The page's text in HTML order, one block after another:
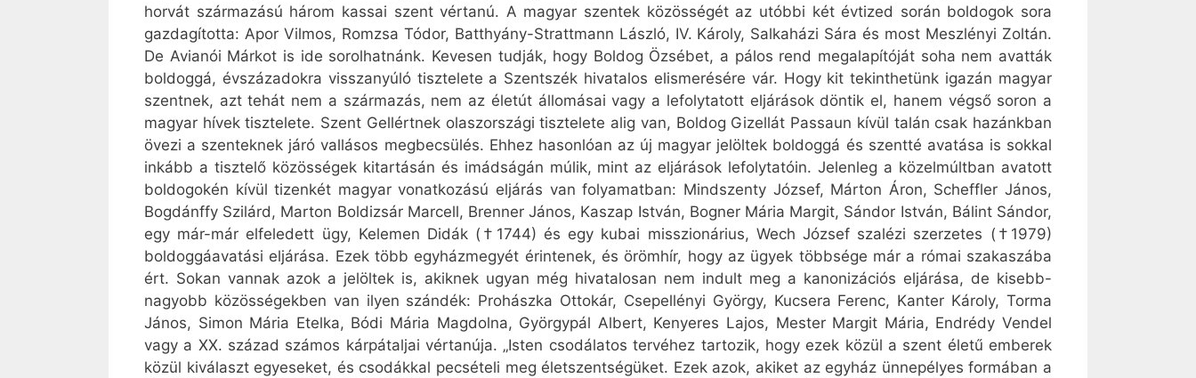
horvát származású három kassai szent vértanú. A magyar szentek közösségét az utóbbi két évtized során boldogok sora
gazdagította: Apor Vilmos, Romzsa Tódor, Batthyány-Strattmann László, IV. Károly, Salkaházi Sára és most Meszlényi Zoltán.
De Avianói Márkot is ide sorolhatnánk. Kevesen tudják, hogy Boldog Özsébet, a pálos rend megalapítóját soha nem avatták
boldoggá, évszázadokra visszanyúló tisztelete a Szentszék hivatalos elismerésére vár. Hogy kit tekinthetünk igazán magyar
szentnek, azt tehát nem a származás, nem az életút állomásai vagy a lefolytatott eljárások döntik el, hanem végső soron a
magyar hívek tisztelete. Szent Gellértnek olaszországi tisztelete alig van, Boldog Gizellát Passaun kívül talán csak hazánkban
övezi a szenteknek járó vallásos megbecsülés. Ehhez hasonlóan az új magyar jelöltek boldoggá és szentté avatása is sokkal
inkább a tisztelő közösségek kitartásán és imádságán múlik, mint az eljárások lefolytatóin. Jelenleg a közelmúltban avatott
boldogokén kívül tizenkét magyar vonatkozású eljárás van folyamatban: Mindszenty József, Márton Áron, Scheffler János,
Bogdánffy Szilárd, Marton Boldizsár Marcell, Brenner János, Kaszap István, Bogner Mária Margit, Sándor István, Bálint Sándor,
egy már-már elfeledett ügy, Kelemen Didák (†1744) és egy kubai misszionárius, Wech József szalézi szerzetes (†1979)
boldoggáavatási eljárása. Ezek több egyházmegyét érintenek, és örömhír, hogy az ügyek többsége már a római szakaszába
ért. Sokan vannak azok a jelöltek is, akiknek ugyan még hivatalosan nem indult meg a kanonizációs eljárása, de kisebb-
nagyobb közösségekben van ilyen szándék: Prohászka Ottokár, Csepellényi György, Kucsera Ferenc, Kanter Károly, Torma
János, Simon Mária Etelka, Bódi Mária Magdolna, Györgypál Albert, Kenyeres Lajos, Mester Margit Mária, Endrédy Vendel
vagy a XX. század számos kárpátaljai vértanúja. „Isten csodálatos tervéhez tartozik, hogy ezek közül a szent életű emberek
közül kiválaszt egyeseket, és csodákkal pecsételi meg életszentségüket. Ezek azok, akiket az egyház ünnepélyes formában a